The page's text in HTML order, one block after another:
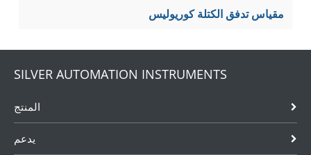
مقياس تدفق الكتلة كوريوليس
SILVER AUTOMATION INSTRUMENTS
المنتج
يدعم